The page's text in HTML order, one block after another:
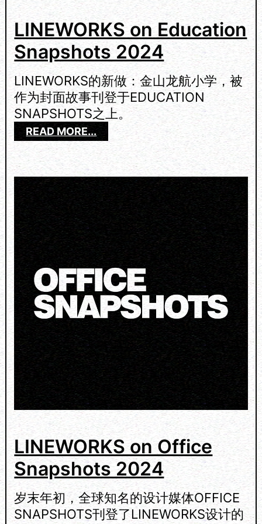
N
A
P
S
H
O
T
S
2
0
2
5
LINEWORKS on Education
Snapshots 2024
LINEWORKS的新做：金山龙航小学，被
作为封面故事刊登于EDUCATION
SNAPSHOTS之上。
READ MORE... ：
L
E
W
R
O
N
E
D
U
C
T
N
S
N
A
P
S
H
O
T
S
LINEWORKS on Office
Snapshots 2024
岁末年初，全球知名的设计媒体OFFICE
SNAPSHOTS刊登了LINEWORKS设计的